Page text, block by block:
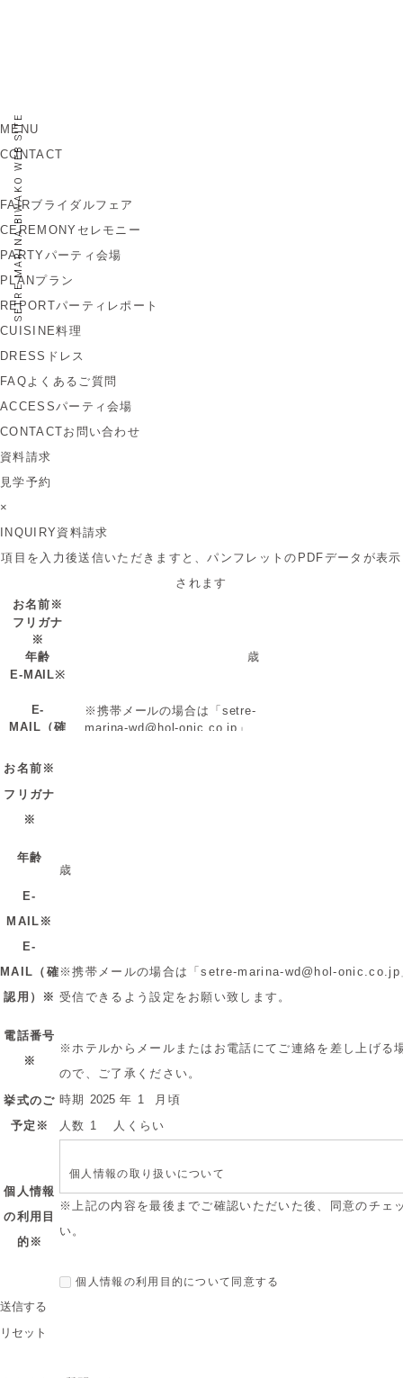
MENU
CONTACT
FAIRブライダルフェア
CEREMONY セレモニー
PARTY パーティ会場
PLANプラン
REPORTパーティレポート
CUISINE料理
DRESS ドレス
FAQ よくあるご質問
ACCESSパーティ会場
CONTACTお問い合わせ
資料請求
見学予約
×
INQUIRY 資料請求
項目を入力後送信いただきますと、パンフレットのPDFデータが表示
されます
お名前※
フリガナ
※
年齢
歳
E-
MAIL※
E-
MAIL（確
認用）※
※携帯メールの場合は「setre-marina-wd@hol-onic.co.jp
受信できるよう設定をお願い致します。
電話番号
※
※ホテルからメールまたはお電話にてご連絡を差し上げる
ので、ご了承ください。
挙式のご
予定※
時期 年
月頃
人数
人くらい
個人情報
の利用目
的※
個人情報の取り扱いについて
●個人情報取扱事業者の名称・氏名
代表取締役 長田 一郎
●個人情報保護管理者、所属、連絡先
経営管理本部 本部長
※上記の内容を最後までご確認いただいた後、同意のチェ
い。
個人情報の利用目的について同意する
SETRE MARINA BIWAKO WEB SITE